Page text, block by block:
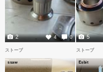
4 0
2 5
ストーブ
ssaw
ストーブ
Esbit